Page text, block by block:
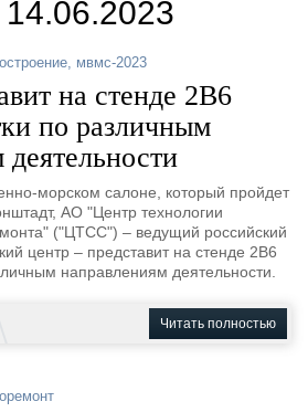
, мвмс-2023
на стенде 2B6
по различным
морском салоне, который пройдет
АО "Центр технологии
("ЦТСС") – ведущий российский
центр – представит на стенде 2B6
направлениям деятельности.
Читать полностью